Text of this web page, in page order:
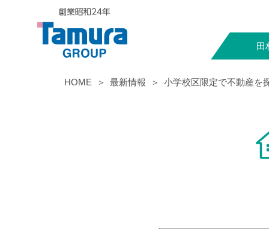
田
HOME 最新情報 小学校区限定で不動産を